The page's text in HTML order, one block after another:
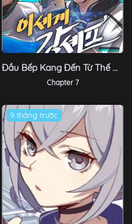
Đầu Bếp Kang Đến Từ Thế Giới Khác
Chapter 7
9 tháng trước